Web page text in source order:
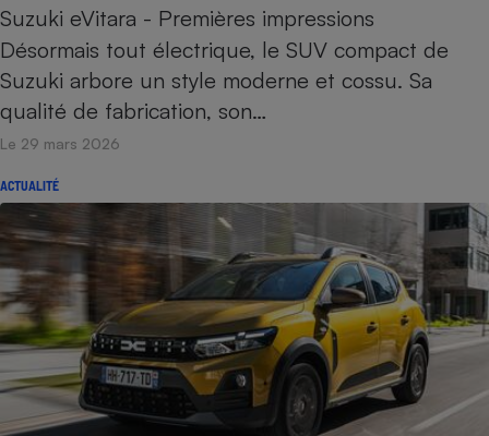
Suzuki eVitara - Premières impressions
Désormais tout électrique, le SUV compact de
Suzuki arbore un style moderne et cossu. Sa
qualité de fabrication, son…
Le 29 mars 2026
ACTUALITÉ